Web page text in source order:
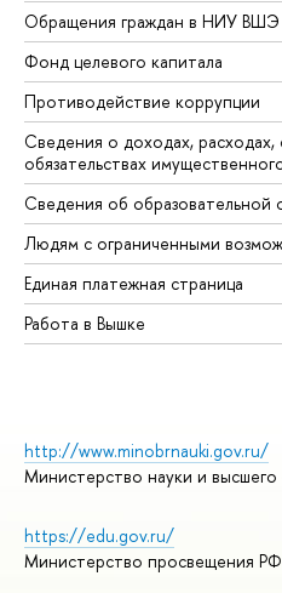
Обращения граждан в НИУ ВШЭ
Фонд целевого капитала
Противодействие коррупции
Сведения о доходах,
обязательствах
Сведения об образовательной
Людям с ограниченными
Единая платежная страница
Работа в Вышке
http://www.minobrnauki.gov.ru/
Министерство науки и
https://edu.gov.ru/
Министерство просвещения РФ